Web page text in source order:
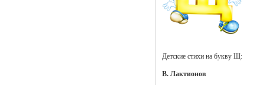
Детские стихи на букву Щ:
В. Лактионов